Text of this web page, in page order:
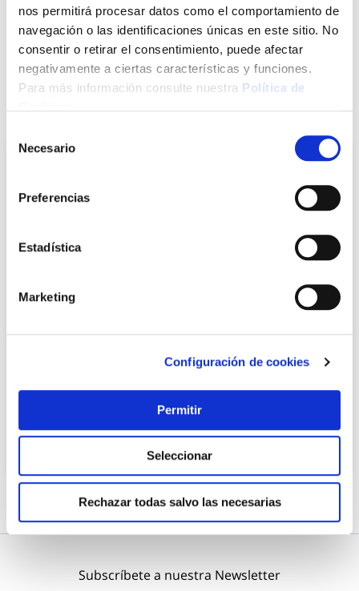
nos permitirá procesar datos como el comportamiento de
navegación o las identificaciones únicas en este sitio. No
consentir o retirar el consentimiento, puede afectar
negativamente a ciertas características y funciones.
Para más información consulte nuestra Política de
Necesario
Preferencias
Estadística
Marketing
Configuración de cookies
Permitir
Seleccionar
Rechazar todas salvo las necesarias
Introduce tu e-mail y te avisaremos si el artículo vuelve a
estar disponible.
Avisarme
smart wi-fi. app muvit io home (compatible
Muvit io
38,15 €
Añadir al carrito
Subscríbete a nuestra Newsletter